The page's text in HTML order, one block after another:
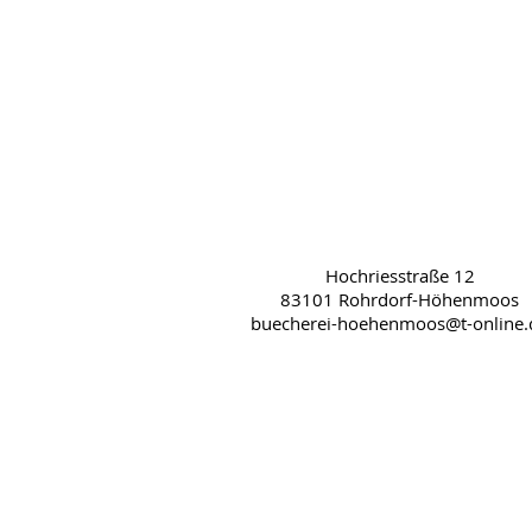
Hochriesstraße 12
83101 Rohrdorf-Höhenmoos
buecherei-hoehenmoos@t-